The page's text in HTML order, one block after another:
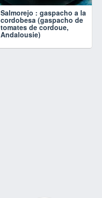
Salmorejo : gaspacho a la
cordobesa (gaspacho de
tomates de cordoue,
Andalousie)